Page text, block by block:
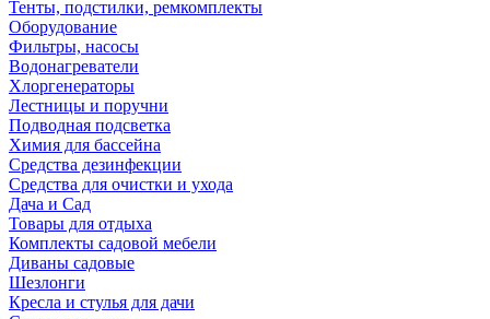
Тенты, подстилки, ремкомплекты
Оборудование
Фильтры, насосы
Водонагреватели
Хлоргенераторы
Лестницы и поручни
Подводная подсветка
Химия для бассейна
Средства дезинфекции
Средства для очистки и ухода
Дача и Сад
Товары для отдыха
Комплекты садовой мебели
Диваны садовые
Шезлонги
Кресла и стулья для дачи